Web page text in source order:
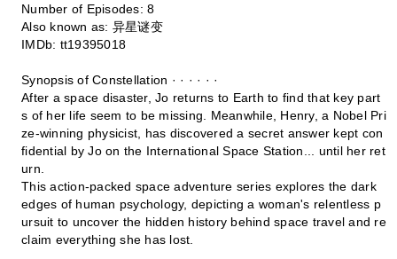
Number of Episodes: 8
Also known as: 异星谜变
IMDb: tt19395018
Synopsis of Constellation · · · · · ·
After a space disaster, Jo returns to Earth to find that key part
s of her life seem to be missing. Meanwhile, Henry, a Nobel Pri
ze-winning physicist, has discovered a secret answer kept con
fidential by Jo on the International Space Station... until her ret
urn.
This action-packed space adventure series explores the dark
edges of human psychology, depicting a woman's relentless p
ursuit to uncover the hidden history behind space travel and re
claim everything she has lost.